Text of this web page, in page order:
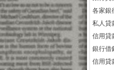
各家銀
私人貸
信用貸
銀行借
信用貸